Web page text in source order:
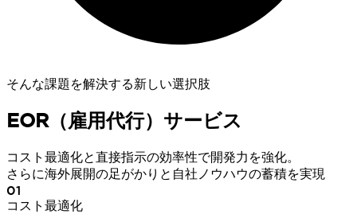
そんな課題を解決する新しい選択肢
EOR（雇用代行）サービス
コスト最適化と直接指示の効率性で開発力を強化。
さらに海外展開の足がかりと自社ノウハウの蓄積を実現
01
コスト最適化